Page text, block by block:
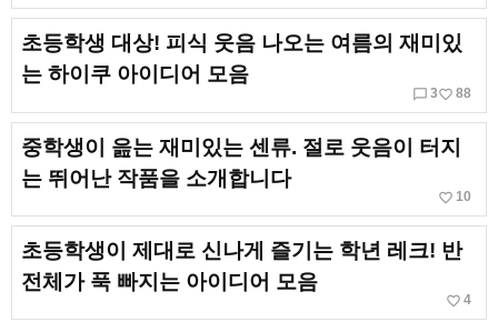
초등학생 대상! 피식 웃음 나오는 여름의 재미있
는 하이쿠 아이디어 모음
chat_bubble_outline 3favorite_border 88
중학생이 읊는 재미있는 센류. 절로 웃음이 터지
는 뛰어난 작품을 소개합니다
favorite_border 10
초등학생이 제대로 신나게 즐기는 학년 레크! 반
전체가 푹 빠지는 아이디어 모음
favorite_border 4